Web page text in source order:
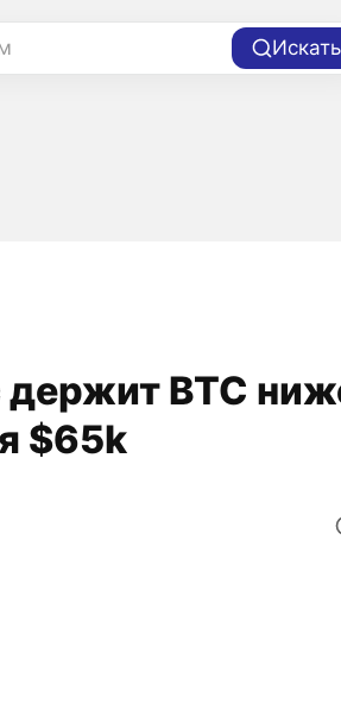
Искать
BTC
$65k